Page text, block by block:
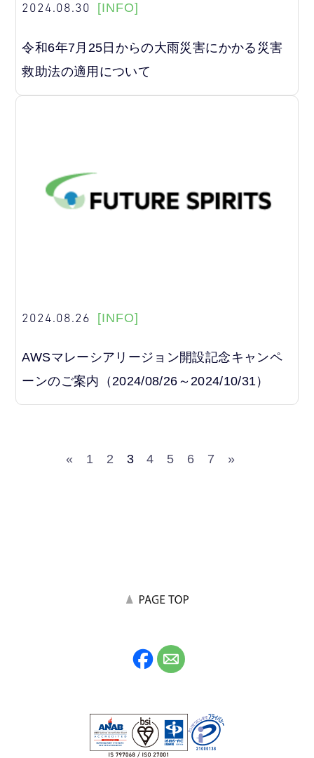
2024.08.30 [INFO]
令和6年7月25日からの大雨災害にかかる災害
救助法の適用について
2024.08.26 [INFO]
AWSマレーシアリージョン開設記念キャンペ
ーンのご案内（2024/08/26～2024/10/31）
« 1 2 3 4 5 6 7 »